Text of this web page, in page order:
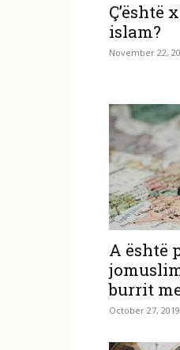
Ç’është
islam?
November 22,
A është
burrit
October 27, 2019